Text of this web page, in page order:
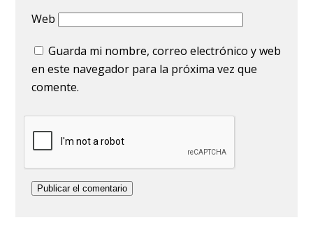
Web
Guarda mi nombre, correo electrónico y web
en este navegador para la próxima vez que
comente.